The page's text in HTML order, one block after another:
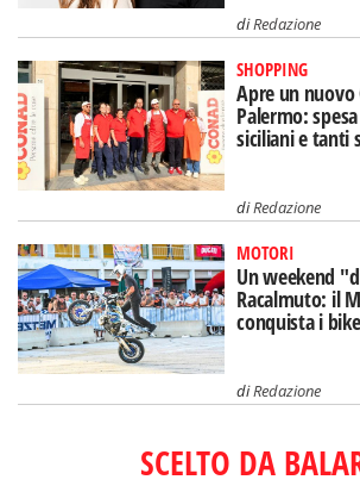
diRedazione
SHOPPING
Apre un nuovo
Palermo:
siciliani e tanti
diRedazione
MOTORI
Un weekend
Racalmuto: il
conquista i
diRedazione
SCELTO DA